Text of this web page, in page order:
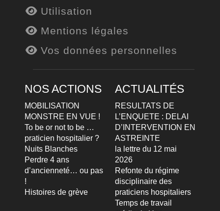
Utilisation
Mentions légales
Vos données personnelles
NOS ACTIONS
MOBILISATION
MONSTRE EN VUE !
To be or not to be …
praticien hospitalier ?
Nuits Blanches
Perdre 4 ans
d’ancienneté… ou pas
!
Histoires de grève
ACTUALITÉS
RESULTATS DE
L’ENQUETE : DELAI
D’INTERVENTION EN
ASTREINTE
la lettre du 12 mai
2026
Refonte du régime
disciplinaire des
praticiens hospitaliers
Temps de travail